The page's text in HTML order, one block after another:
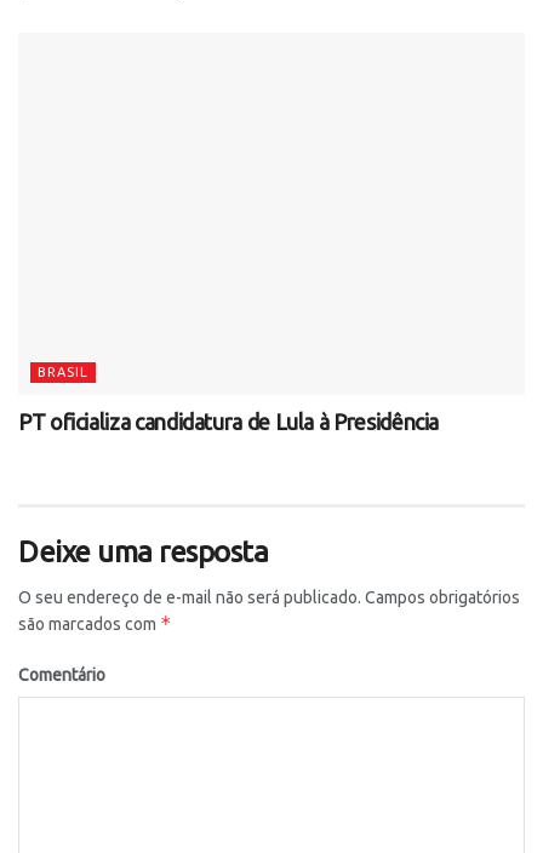
BRASIL
PT oficializa candidatura de Lula à Presidência
Deixe uma resposta
O seu endereço de e-mail não será publicado. Campos obrigatórios
são marcados com *
Comentário